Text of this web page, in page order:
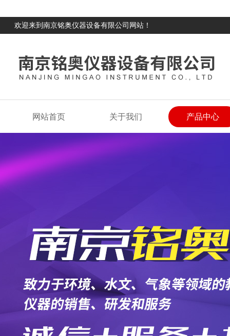
欢迎来到南京铭奥仪器设备有限公司网站！
网站首页 关于我们 产品中心